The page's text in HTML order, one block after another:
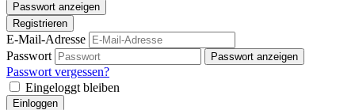
Passwort anzeigen
Registrieren
E-Mail-Adresse
Passwort
Passwort anzeigen
Passwort vergessen?
Eingeloggt bleiben
Einloggen